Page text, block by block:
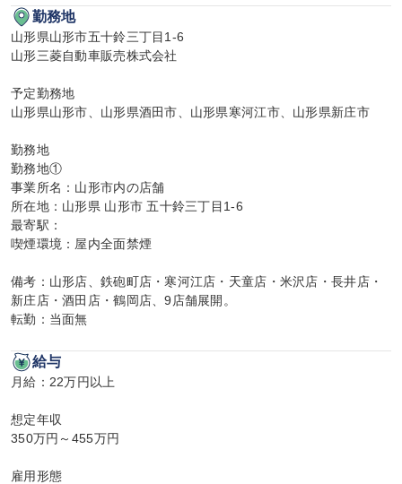
勤務地
山形県山形市五十鈴三丁目1-6
山形三菱自動車販売株式会社
予定勤務地
山形県山形市、山形県酒田市、山形県寒河江市、山形県新庄市
勤務地
勤務地①
事業所名：山形市内の店舗
所在地：山形県 山形市 五十鈴三丁目1-6
最寄駅：
喫煙環境：屋内全面禁煙
備考：山形店、鉄砲町店・寒河江店・天童店・米沢店・長井店・
新庄店・酒田店・鶴岡店、9店舗展開。
転勤：当面無
給与
月給：22万円以上
想定年収
350万円～455万円
雇用形態